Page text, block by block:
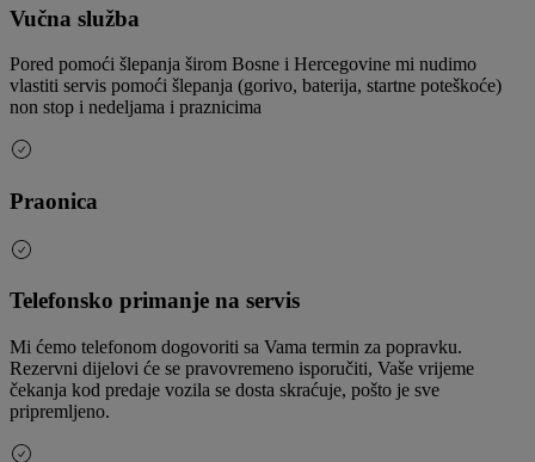
Vučna služba
Pored pomoći šlepanja širom Bosne i Hercegovine mi nudimo
vlastiti servis pomoći šlepanja (gorivo, baterija, startne poteškoće)
non stop i nedeljama i praznicima
Praonica
Telefonsko primanje na servis
Mi ćemo telefonom dogovoriti sa Vama termin za popravku.
Rezervni dijelovi će se pravovremeno isporučiti, Vaše vrijeme
čekanja kod predaje vozila se dosta skraćuje, pošto je sve
pripremljeno.